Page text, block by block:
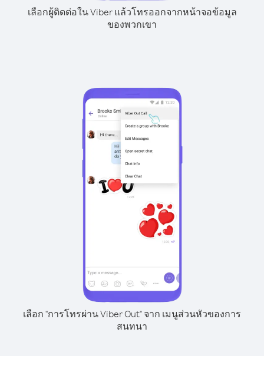
เลือกผู้ติดต่อใน Viber แล้วโทรออกจากหน้าจอข้อมูล
ของพวกเขา
เลือก "การโทรผ่าน Viber Out" จาก เมนูส่วนหัวของการ
สนทนา